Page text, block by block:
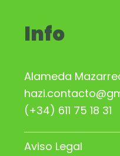
Info
Alameda
(+34) 611 75 18 31
Aviso Legal